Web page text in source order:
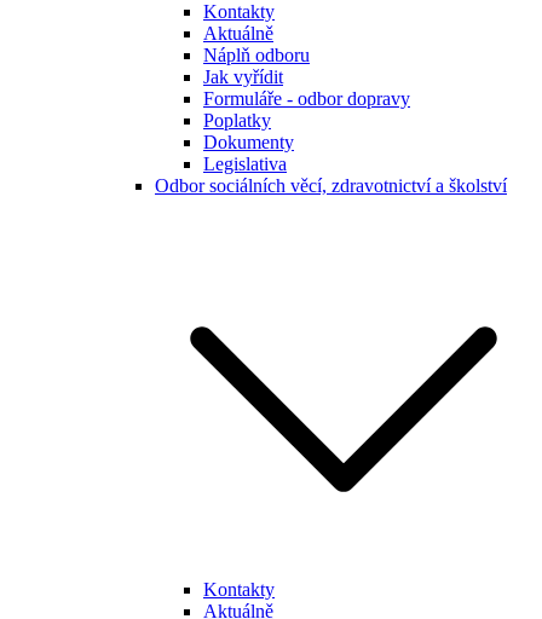
Kontakty
Aktuálně
Náplň odboru
Jak vyřídit
Formuláře - odbor dopravy
Poplatky
Dokumenty
Legislativa
Odbor sociálních věcí, zdravotnictví a školství
Kontakty
Aktuálně